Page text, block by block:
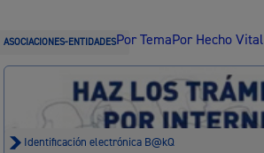
ASOCIACIONES-ENTIDADESPor TemaPor Hecho Vital
Identificación electrónica B@kQ